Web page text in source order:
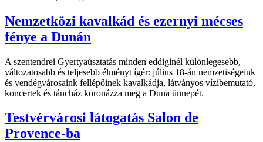
Nemzetközi kavalkád és ezernyi mécses
fénye a Dunán
A szentendrei Gyertyaúsztatás minden eddiginél különlegesebb,
változatosabb és teljesebb élményt ígér: július 18-án nemzetiségeink
és vendégvárosaink fellépőinek kavalkádja, látványos vízibemutató,
koncertek és táncház koronázza meg a Duna ünnepét.
Testvérvárosi látogatás Salon de
Provence-ba